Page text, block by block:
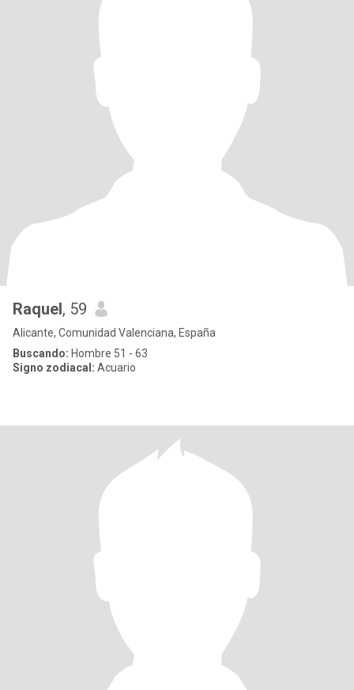
Raquel, 59
Alicante, Comunidad Valenciana, España
Buscando: Hombre 51 - 63
Signo zodiacal: Acuario